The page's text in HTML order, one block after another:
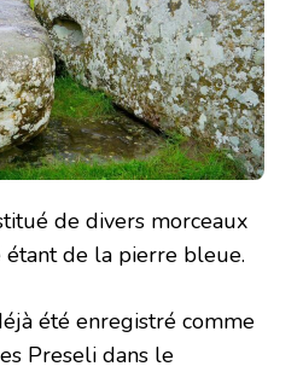
de divers morceaux
de la pierre bleue.
été enregistré comme
Preseli dans le